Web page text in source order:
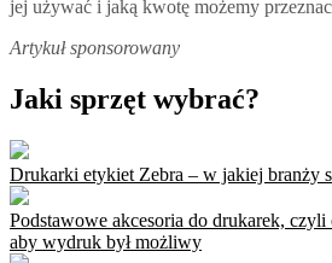
jej używać i jaką kwotę możemy
Artykuł sponsorowany
Jaki sprzęt wybrać?
Drukarki etykiet Zebra – w jakiej branży
Podstawowe akcesoria do drukarek, czyli
aby wydruk był możliwy